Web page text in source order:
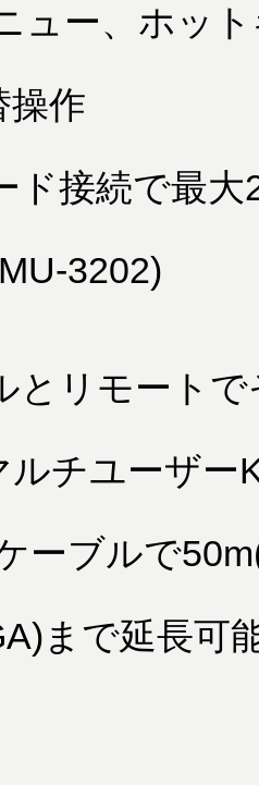
ュー、ホッ
操作
ド接続で最
3202)
とリモート
チユーザー
ーブルで
まで延長可